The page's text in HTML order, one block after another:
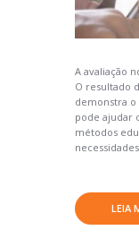
A avaliação
O resultado
demonstra
pode ajudar
métodos
necessidades
LEIA